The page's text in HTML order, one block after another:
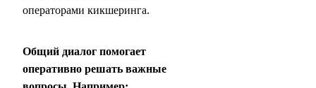
операторами кикшеринга.
Общий диалог помогает
оперативно решать важные